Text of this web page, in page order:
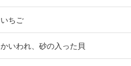
いちご
かいわれ、砂の入った貝